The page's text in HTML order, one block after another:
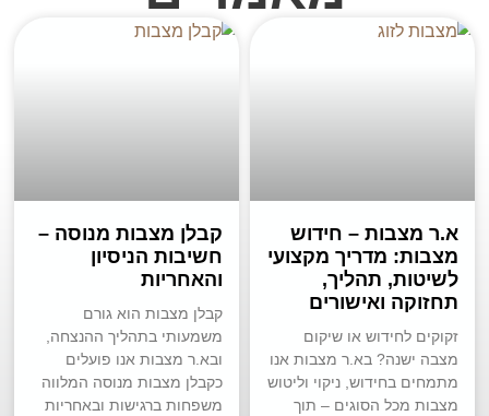
א.ר מצבות – חידוש
מצבות: מדריך מקצועי
לשיטות, תהליך,
תחזוקה ואישורים
זקוקים לחידוש או שיקום
מצבה ישנה? בא.ר מצבות אנו
מתמחים בחידוש, ניקוי וליטוש
מצבות מכל הסוגים – תוך
קבלן מצבות מנוסה –
חשיבות הניסיון
והאחריות
קבלן מצבות הוא גורם
משמעותי בתהליך ההנצחה,
ובא.ר מצבות אנו פועלים
כקבלן מצבות מנוסה המלווה
משפחות ברגישות ובאחריות